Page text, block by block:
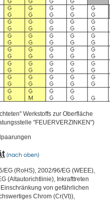
Werkstoffs zur Oberfläche
"FEUERVERZINKEN")
(nach oben)
EG (RoHS), 2002/96/EG (WEEE),
(Altautorichtlinie), Inkrafttreten
von gefährlichen
Chrom (Cr(VI)),